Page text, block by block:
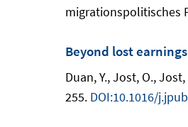
migrationspolitisches
Beyond lost
Duan, Y., Jost, O.,
255. DOI:10.1016/